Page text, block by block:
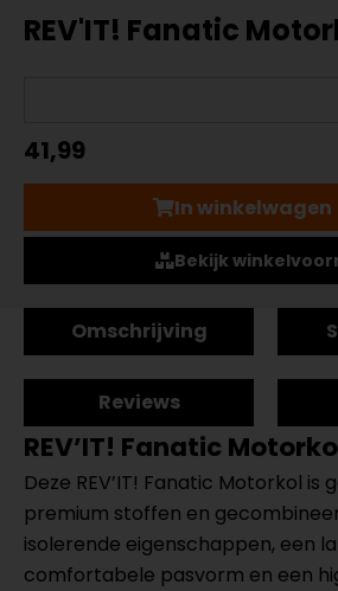
REV'IT! Fanatic
41,99
In winkelwagen
Bekijk
Omschrijving
Reviews
REV’IT! Fanatic
Deze REV’IT! Fanatic Motorkol is
premium stoffen en
isolerende eigenschappen, een
comfortabele pasvorm en een